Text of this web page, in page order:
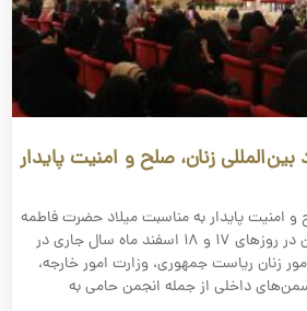
زنان، صلح و امنیت پایدار
و امنیت پایدار به مناسبت میلاد حضرت فاطمه
زهرا (س) و روز جهانی زن در روزهای ۱۷ و ۱۸ اسفند ماه سال جاری در
زنان ریاست جمهوری، وزارت امور خارجه،
داخلی از جمله انجمن حامی به